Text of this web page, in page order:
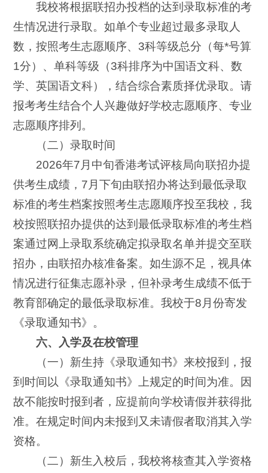
我校将根据联招办投档的达到录取标准的考
生情况进行录取。如单个专业超过最多录取人
数，按照考生志愿顺序、3科等级总分（每*号算
1分）、单科等级（3科排序为中国语文科、数
学、英国语文科），结合综合素质择优录取。请
报考考生结合个人兴趣做好学校志愿顺序、专业
志愿顺序排列。
（二）录取时间
2026年7月中旬香港考试评核局向联招办提
供考生成绩，7月下旬由联招办将达到最低录取
标准的考生档案按照考生志愿顺序投至我校，我
校按照联招办提供的达到最低录取标准的考生档
案通过网上录取系统确定拟录取名单并提交至联
招办，由联招办核准备案。如生源不足，视具体
情况进行征集志愿补录，但补录考生成绩不低于
教育部确定的最低录取标准。我校于8月份寄发
《录取通知书》。
六、入学及在校管理
（一）新生持《录取通知书》来校报到，报
到时间以《录取通知书》上规定的时间为准。因
故不能按时报到者，应提前向学校请假并获得批
准。在规定时间内未报到又未请假者取消其入学
资格。
（二）新生入校后，我校将核查其入学资格